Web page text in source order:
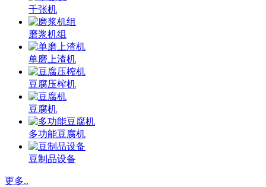
千张机
磨浆机组
单磨上渣机
豆腐压榨机
豆腐机
多功能豆腐机
豆制品设备
更多..